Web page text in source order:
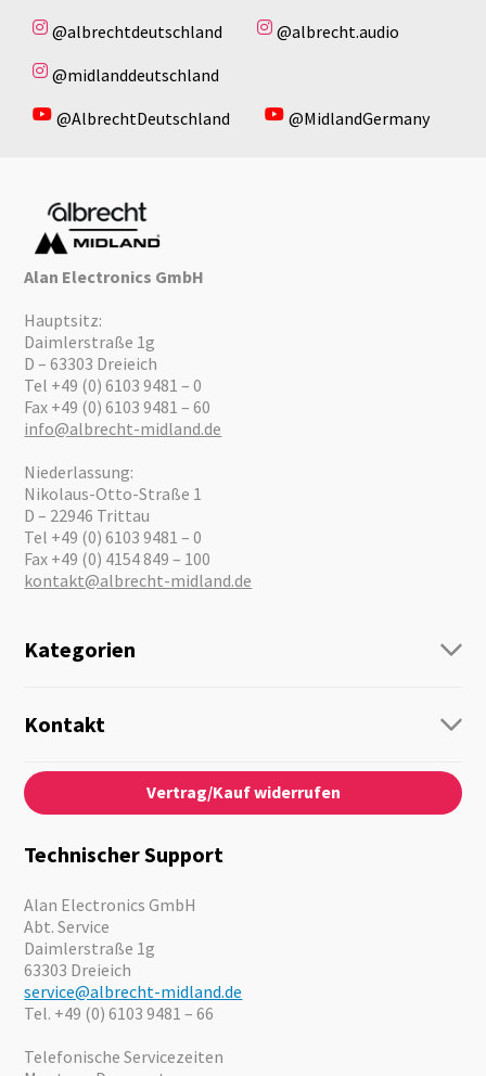
@albrechtdeutschland
@albrecht.audio
@midlanddeutschland
@AlbrechtDeutschland
@MidlandGermany
Alan Electronics GmbH
Hauptsitz:
Daimlerstraße 1g
D – 63303 Dreieich
Tel +49 (0) 6103 9481 – 0
Fax +49 (0) 6103 9481 – 60
info@albrecht-midland.de
Niederlassung:
Nikolaus-Otto-Straße 1
D – 22946 Trittau
Tel +49 (0) 6103 9481 – 0
Fax +49 (0) 4154 849 – 100
kontakt@albrecht-midland.de
Kategorien
Personenführung
Audio
Notfallvorsorge
Motorrad
Angebote
Kontakt
Kontaktformular
Über Uns
News
Karriere
Kataloge
Vertrag/Kauf widerrufen
Technischer Support
Alan Electronics GmbH
Abt. Service
Daimlerstraße 1g
63303 Dreieich
service@albrecht-midland.de
Tel. +49 (0) 6103 9481 – 66
Telefonische Servicezeiten